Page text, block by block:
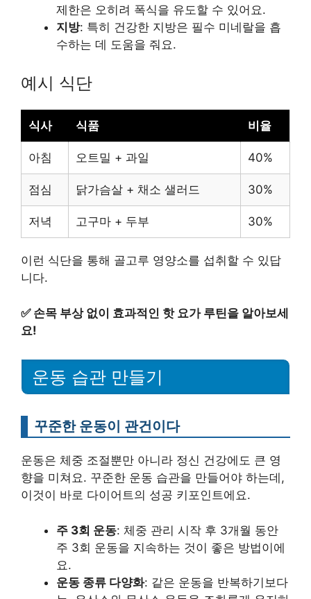
제한은 오히려 폭식을 유도할 수 있어요.
지방: 특히 건강한 지방은 필수 미네랄을 흡
수하는 데 도움을 줘요.
예시 식단
식사 식품 비율
아침 오트밀 + 과일 40%
점심 닭가슴살 + 채소 샐러드 30%
저녁 고구마 + 두부 30%
이런 식단을 통해 골고루 영양소를 섭취할 수 있답
니다.
✅ 손목 부상 없이 효과적인 핫 요가 루틴을 알아보세
요!
운동 습관 만들기
꾸준한 운동이 관건이다
운동은 체중 조절뿐만 아니라 정신 건강에도 큰 영
향을 미쳐요. 꾸준한 운동 습관을 만들어야 하는데,
이것이 바로 다이어트의 성공 키포인트에요.
주 3회 운동: 체중 관리 시작 후 3개월 동안
주 3회 운동을 지속하는 것이 좋은 방법이에
요.
운동 종류 다양화: 같은 운동을 반복하기보다